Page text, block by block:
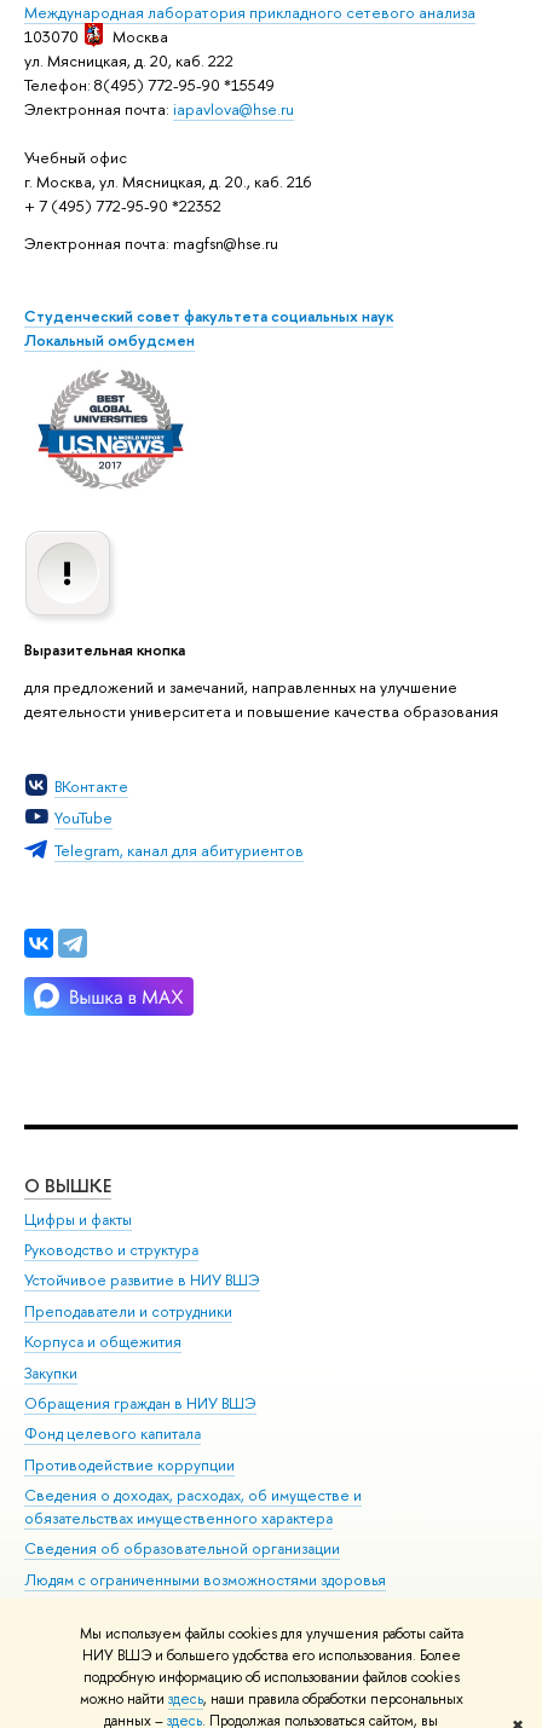
Мы используем файлы cookies для улучшения работы сайта
НИУ ВШЭ и большего удобства его использования. Более
подробную информацию об использовании файлов cookies
можно найти здесь, наши правила обработки персональных
данных –здесь. Продолжая пользоваться сайтом, вы
Международная лаборатория прикладного сетевого анализа
103070
Москва
ул. Мясницкая, д. 20, каб. 222
Телефон: 8(495) 772-95-90 *15549
Электронная почта: iapavlova@hse.ru
Учебный офис
г. Москва, ул. Мясницкая, д. 20., каб. 216
+ 7 (495) 772-95-90 *22352
Электронная почта: magfsn@hse.ru
Студенческий совет факультета социальных наук
Локальный омбудсмен
Выразительная кнопка
для предложений и замечаний, направленных на улучшение
деятельности университета и повышение качества образования
ВКонтакте
YouTube
Telegram, канал для абитуриентов
О ВЫШКЕ
Цифры и факты
Руководство и структура
Устойчивое развитие в НИУ ВШЭ
Преподаватели и сотрудники
Корпуса и общежития
Закупки
Обращения граждан в НИУ ВШЭ
Фонд целевого капитала
Противодействие коррупции
Сведения о доходах, расходах, об имуществе и
обязательствах имущественного характера
Сведения об образовательной организации
Людям с ограниченными возможностями здоровья
Работа в Вышке